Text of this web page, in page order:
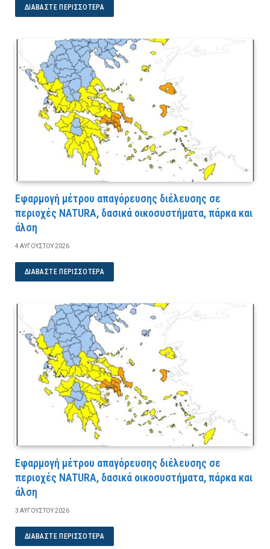
ΔΙΑΒΆΣΤΕ ΠΕΡΙΣΣΌΤΕΡΑ
Εφαρμογή μέτρου απαγόρευσης διέλευσης σε
περιοχές NATURA, δασικά οικοσυστήματα, πάρκα και
άλση
4 ΑΥΓΟΎΣΤΟΥ 2026
ΔΙΑΒΆΣΤΕ ΠΕΡΙΣΣΌΤΕΡΑ
Εφαρμογή μέτρου απαγόρευσης διέλευσης σε
περιοχές NATURA, δασικά οικοσυστήματα, πάρκα και
άλση
3 ΑΥΓΟΎΣΤΟΥ 2026
ΔΙΑΒΆΣΤΕ ΠΕΡΙΣΣΌΤΕΡΑ